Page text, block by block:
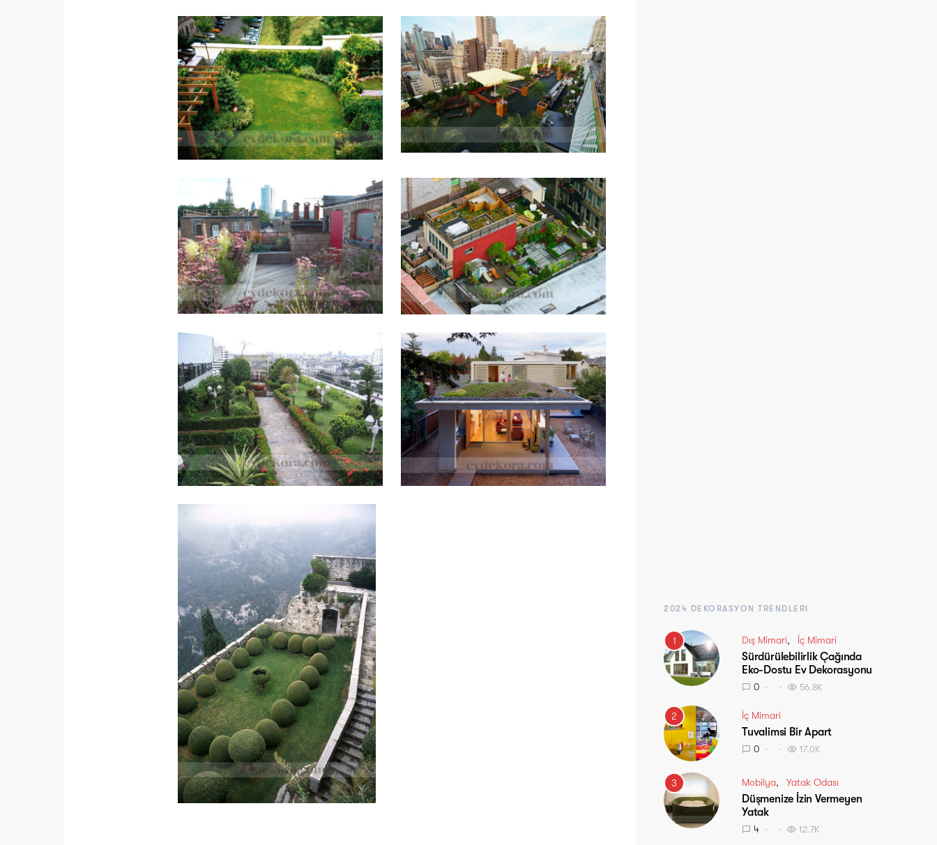
2024 DEKORASYON TRENDLERI
1 Dış Mimari İç Mimari
Sürdürülebilirlik Çağında
Eko-Dostu Ev Dekorasyonu
0 56.8K
2 İç Mimari
Tuvalimsi Bir Apart
0 17.0K
3 Mobilya Yatak Odası
Düşmenize İzin Vermeyen
Yatak
4 12.7K